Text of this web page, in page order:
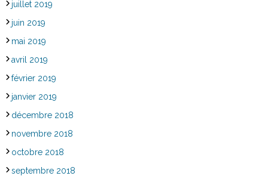
juillet 2019
juin 2019
mai 2019
avril 2019
février 2019
janvier 2019
décembre 2018
novembre 2018
octobre 2018
septembre 2018